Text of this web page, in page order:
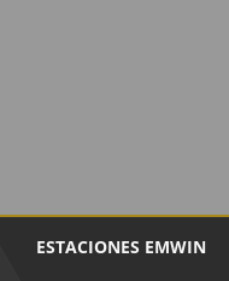
ESTACIONES EMWIN